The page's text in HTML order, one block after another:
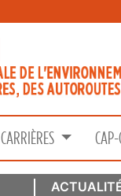
CARRIÈRES CAP-